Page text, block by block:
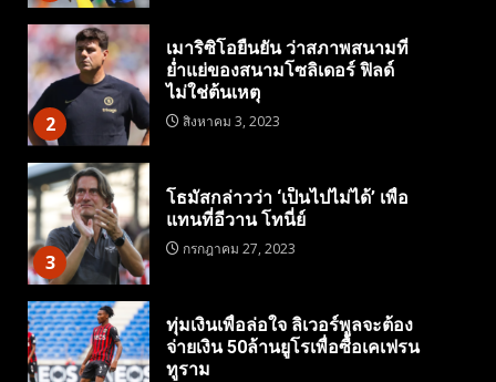
2
เมาริซิโอยืนยัน ว่าสภาพสนามที่
ย่ำแย่ของสนามโซลิเดอร์ ฟิลด์
ไม่ใช่ต้นเหตุ
สิงหาคม 3, 2023
3
โธมัสกล่าวว่า ‘เป็นไปไม่ได้’ เพื่อ
แทนที่อีวาน โทนี่ย์
กรกฎาคม 27, 2023
ทุ่มเงินเพื่อล่อใจ ลิเวอร์พูลจะต้อง
จ่ายเงิน 50ล้านยูโรเพื่อซื้อเคเฟรน
ทูราม